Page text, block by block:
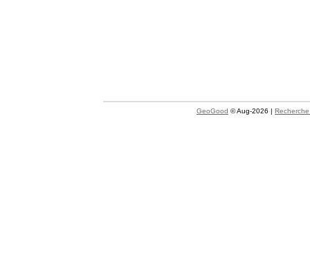
GeoGood © Aug-2026 |